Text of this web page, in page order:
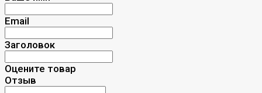
Email
Заголовок
Оцените товар
Отзыв